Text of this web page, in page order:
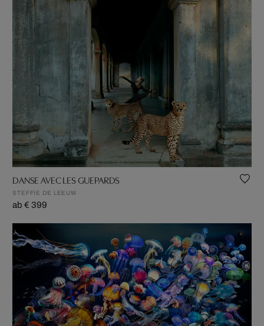
DANSE AVEC LES GUEPARDS
STEFFIE DE LEEUW
ab € 399